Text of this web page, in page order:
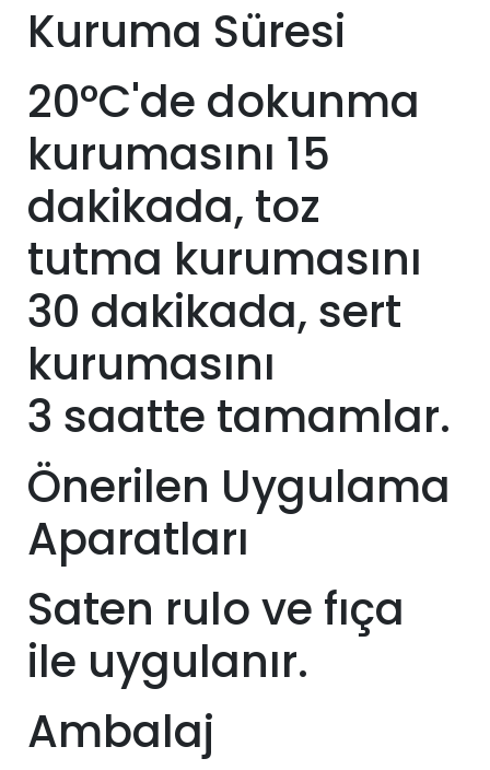
Kuruma Süresi
20°C'de dokunma
kurumasını 15
dakikada, toz
tutma kurumasını
30 dakikada, sert
kurumasını
3 saatte tamamlar.
Önerilen Uygulama
Aparatları
Saten rulo ve fıça
ile uygulanır.
Ambalaj